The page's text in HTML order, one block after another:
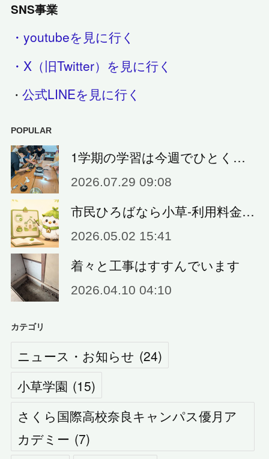
SNS事業
・youtubeを見に行く
・X（旧Twitter）を見に行く
・公式LINEを見に行く
POPULAR
1学期の学習は今週でひとく…
2026.07.29 09:08
市民ひろばなら小草‐利用料金…
2026.05.02 15:41
着々と工事はすすんでいます
2026.04.10 04:10
カテゴリ
ニュース・お知らせ (24)
小草学園 (15)
さくら国際高校奈良キャンパス優月ア
カデミー (7)